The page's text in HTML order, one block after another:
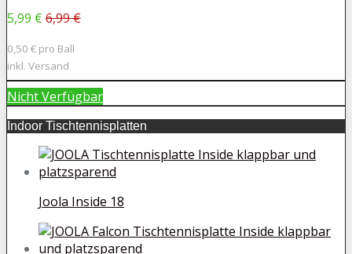
5,99 € 6,99 €
0,50 € pro Ball
inkl. Versand
Nicht Verfügbar
Indoor Tischtennisplatten
Joola Inside 18